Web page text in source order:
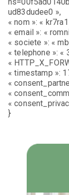
ud83dudee0 »,
« nom »: «
« email »: «
« societe »: «
« telephone »: «
«
« timestamp »:
«
«
«
}